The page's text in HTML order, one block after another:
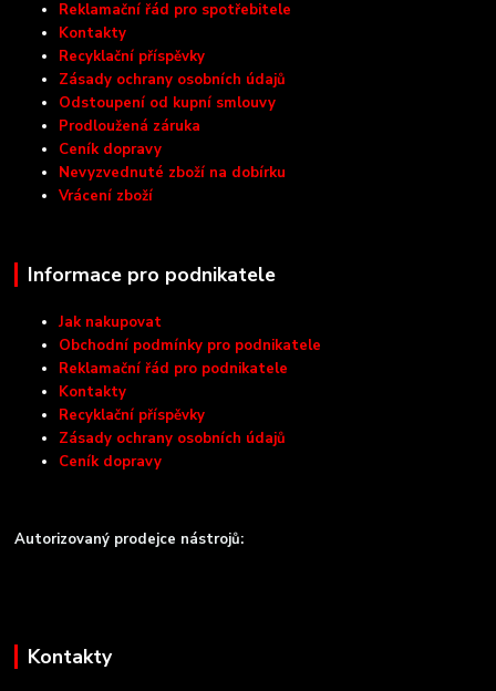
Reklamační řád pro spotřebitele
Kontakty
Recyklační příspěvky
Zásady ochrany osobních údajů
Odstoupení od kupní smlouvy
Prodloužená záruka
Ceník dopravy
Nevyzvednuté zboží na dobírku
Vrácení zboží
Informace pro podnikatele
Jak nakupovat
Obchodní podmínky pro podnikatele
Reklamační řád pro podnikatele
Kontakty
Recyklační příspěvky
Zásady ochrany osobních údajů
Ceník dopravy
Autorizovaný prodejce nástrojů:
Kontakty